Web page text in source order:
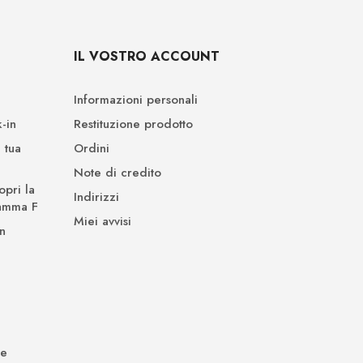
in
la
F
IL VOSTRO ACCOUNT
Informazioni personali
Restituzione prodotto
Ordini
Note di credito
Indirizzi
Miei avvisi